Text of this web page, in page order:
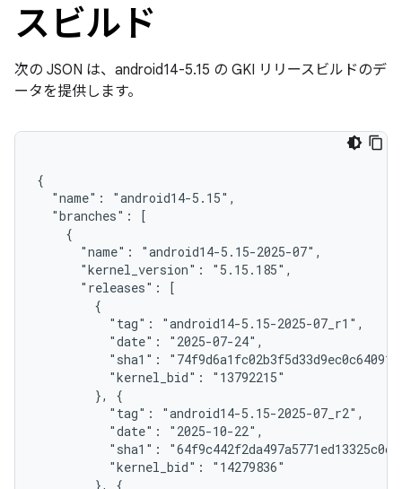
スビルド
次の JSON は、android14-5.15 の GKI リリースビルドのデ
ータを提供します。
{
  "name": "android14-5.15",
  "branches": [
    {
      "name": "android14-5.15-2025-07",
      "kernel_version": "5.15.185",
      "releases": [
        {
          "tag": "android14-5.15-2025-07_r1",
          "date": "2025-07-24",
"sha1":
          "kernel_bid": "13792215"
        }, {
          "tag": "android14-5.15-2025-07_r2",
          "date": "2025-10-22",
"sha1":
          "kernel_bid": "14279836"
        }, {